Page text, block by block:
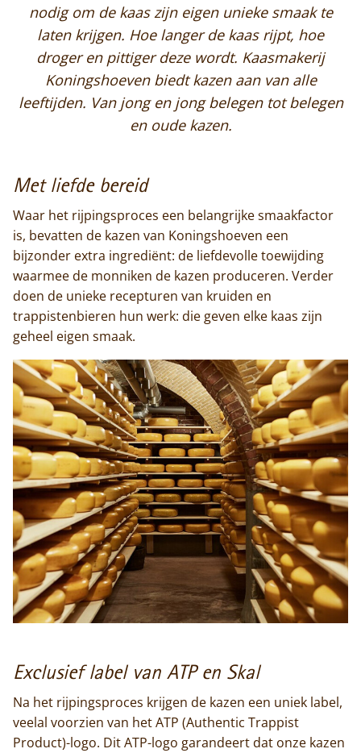
Home
Trappisten
De abdij
Actueel
Monnik worden
Contact
nodig om de kaas zijn eigen unieke smaak te
laten krijgen. Hoe langer de kaas rijpt, hoe
droger en pittiger deze wordt. Kaasmakerij
Koningshoeven biedt kazen aan van alle
leeftijden. Van jong en jong belegen tot belegen
en oude kazen.
Met liefde bereid
Waar het rijpingsproces een belangrijke smaakfactor
is, bevatten de kazen van Koningshoeven een
bijzonder extra ingrediënt: de liefdevolle toewijding
waarmee de monniken de kazen produceren. Verder
doen de unieke recepturen van kruiden en
trappistenbieren hun werk: die geven elke kaas zijn
geheel eigen smaak.
Exclusief label van ATP en Skal
Na het rijpingsproces krijgen de kazen een uniek label,
veelal voorzien van het ATP (Authentic Trappist
Product)-logo. Dit ATP-logo garandeert dat onze kazen